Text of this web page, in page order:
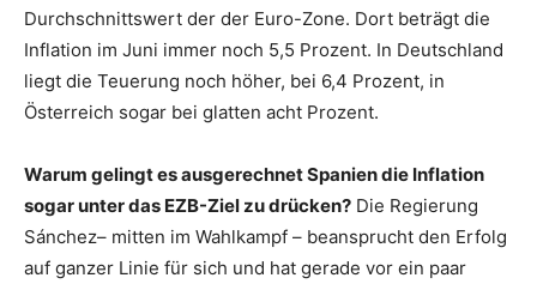
Durchschnittswert der der Euro-Zone. Dort beträgt die
Inflation im Juni immer noch 5,5 Prozent. In Deutschland
liegt die Teuerung noch höher, bei 6,4 Prozent, in
Österreich sogar bei glatten acht Prozent.
Warum gelingt es ausgerechnet Spanien die Inflation
sogar unter das EZB-Ziel zu drücken? Die Regierung
Sánchez– mitten im Wahlkampf – beansprucht den Erfolg
auf ganzer Linie für sich und hat gerade vor ein paar